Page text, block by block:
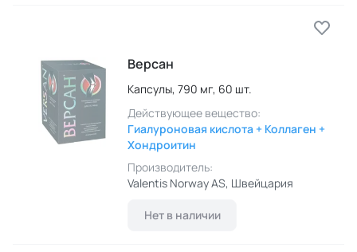
Версан
Капсулы, 790 мг, 60 шт.
Действующее вещество:
Гиалуроновая кислота + Коллаген +
Хондроитин
Производитель:
Valentis Norway AS, Швейцария
Нет в наличии